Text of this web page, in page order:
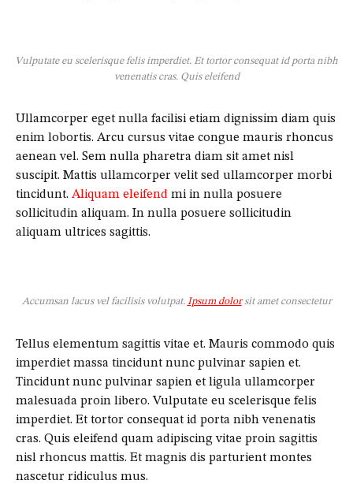
Vulputate eu scelerisque felis imperdiet. Et tortor consequat id porta nibh
venenatis cras. Quis eleifend
Ullamcorper eget nulla facilisi etiam dignissim diam quis
enim lobortis. Arcu cursus vitae congue mauris rhoncus
aenean vel. Sem nulla pharetra diam sit amet nisl
suscipit. Mattis ullamcorper velit sed ullamcorper morbi
tincidunt. Aliquam eleifend mi in nulla posuere
sollicitudin aliquam. In nulla posuere sollicitudin
aliquam ultrices sagittis.
Accumsan lacus vel facilisis volutpat. Ipsum dolorsit amet consectetur
Tellus elementum sagittis vitae et. Mauris commodo quis
imperdiet massa tincidunt nunc pulvinar sapien et.
Tincidunt nunc pulvinar sapien et ligula ullamcorper
malesuada proin libero. Vulputate eu scelerisque felis
imperdiet. Et tortor consequat id porta nibh venenatis
cras. Quis eleifend quam adipiscing vitae proin sagittis
nisl rhoncus mattis. Et magnis dis parturient montes
nascetur ridiculus mus.